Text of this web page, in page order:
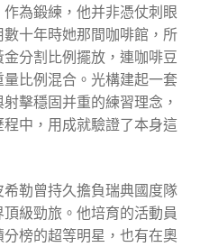
為鍛練，他并非憑仗刺眼
十年時她那間咖啡館，所
分割比例擺放，連咖啡豆
比例混合。光構建起一套
擊穩固并重的練習理念，
中，用成就驗證了本身這
勒曾持久擔負瑞典國度隊
級勁旅。他培育的活動員
榜的超等明星，也有在奧